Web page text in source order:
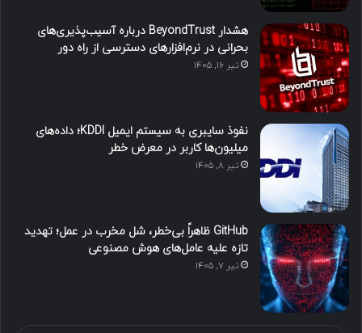
هشدار BeyondTrust درباره آسیب‌پذیری‌های
بحرانی در نرم‌افزارهای دسترسی از راه دور
تیر ۱۶, ۱۴۰۵
نفوذ سایبری به سیستم ایمیل KDDI؛ داده‌های
میلیون‌ها کاربر در معرض خطر
تیر ۸, ۱۴۰۵
GitHub ظاهراً بی‌خطر، شل مخرب در عمل؛ تهدید
تازه علیه عامل‌های هوش مصنوعی
تیر ۷, ۱۴۰۵